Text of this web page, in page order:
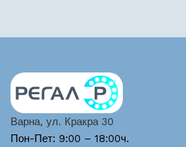
Варна, ул. Кракра 30
Пон-Пет: 9:00 – 18:00ч.